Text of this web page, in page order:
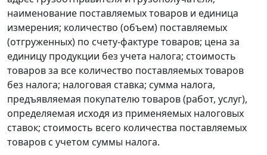
наименование поставляемых товаров и единица
измерения; количество (объем) поставляемых
(отгруженных) по счету-фактуре товаров; цена за
единицу продукции без учета налога; стоимость
товаров за все количество поставляемых товаров
без налога; налоговая ставка; сумма налога,
предъявляемая покупателю товаров (работ, услуг),
определяемая исходя из применяемых налоговых
ставок; стоимость всего количества поставляемых
товаров с учетом суммы налога.